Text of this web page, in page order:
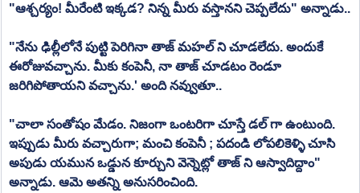
"ఆశ్చర్యం! మీరేంటి ఇక్కడ? నిన్న మీరు వస్తానని చెప్పలేదు" అన్నాడు..
"నేను ఢిల్లీలోనే పుట్టి పెరిగినా తాజ్ మహల్ ని చూడలేదు. అందుకే
ఈరోజువచ్చాను. మీకు కంపెనీ, నా తాజ్ చూడటం రెండూ
జరిగిపోతాయని వచ్చాను.' అంది నవ్వుతూ..
"చాలా సంతోషం మేడం. నిజంగా ఒంటరిగా చూస్తే డల్ గా ఉంటుంది.
ఇప్పుడు మీరు వచ్చారుగా; మంచి కంపెనీ ; పదండి లోపలికెళ్ళి చూసి
అపుడు యమున ఒడ్డున కూర్చుని వెన్నెట్లో తాజ్ ని ఆస్వాదిద్దాం"
అన్నాడు. ఆమె అతన్ని అనుసరించింది.